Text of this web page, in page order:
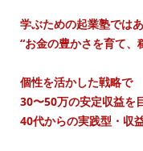
学ぶための起業塾ではあ
“お金の豊かさを育て、
個性を活かした戦略で
30〜50万の安定収益を
40代からの実践型・収